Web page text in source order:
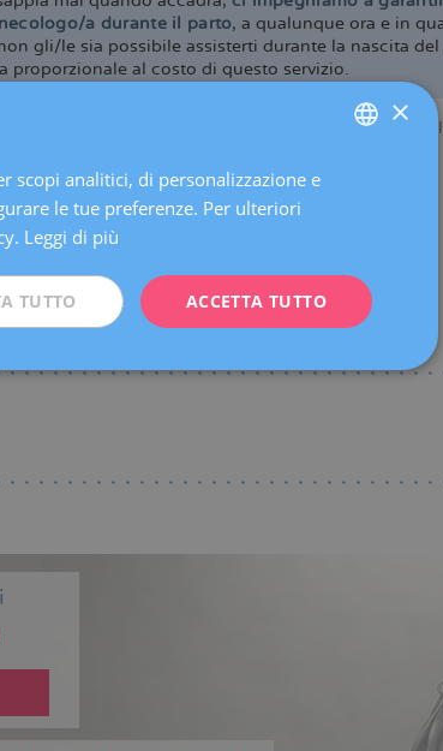
a durante il parto, a qualunque ora e in
gli/le sia possibile assisterti durante la nascita
proporzionale al costo di questo servizio.
assistenza rivolgendoti al Servizio di assistenza
FRENCH
ITALIANO
×
scopi analitici, di personalizzazione e
le tue preferenze. Per ulteriori
Leggi di più
ACCETTA TUTTO
TUTTO